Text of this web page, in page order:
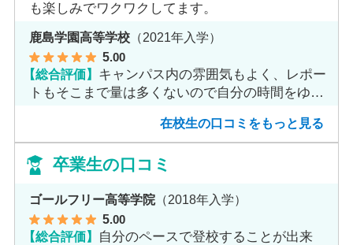
も楽しみでワクワクしてます。
鹿島学園高等学校 （2021年入学）
5.00
【総合評価】 キャンパス内の雰囲気もよく、レポー
トもそこまで量は多くないので自分の時間をゆっ
在校生の口コミをもっと見る
卒業生の口コミ
ゴールフリー高等学院（2018年入学）
5.00
【総合評価】 自分のペースで登校することが出来